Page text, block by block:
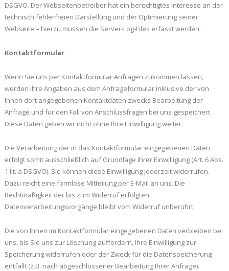
DSGVO. Der Webseitenbetreiber hat ein berechtigtes Interesse an der
technisch fehlerfreien Darstellung und der Optimierung seiner
Webseite – hierzu müssen die Server-Log-Files erfasst werden.
Kontaktformular
Wenn Sie uns per Kontaktformular Anfragen zukommen lassen,
werden Ihre Angaben aus dem Anfrageformular inklusive der von
Ihnen dort angegebenen Kontaktdaten zwecks Bearbeitung der
Anfrage und für den Fall von Anschlussfragen bei uns gespeichert.
Diese Daten geben wir nicht ohne Ihre Einwilligung weiter.
Die Verarbeitung der in das Kontaktformular eingegebenen Daten
erfolgt somit ausschließlich auf Grundlage Ihrer Einwilligung (Art. 6 Abs.
1 lit. a DSGVO). Sie können diese Einwilligung jederzeit widerrufen.
Dazu reicht eine formlose Mitteilung per E-Mail an uns. Die
Rechtmäßigkeit der bis zum Widerruf erfolgten
Datenverarbeitungsvorgänge bleibt vom Widerruf unberührt.
Die von Ihnen im Kontaktformular eingegebenen Daten verbleiben bei
uns, bis Sie uns zur Löschung auffordern, Ihre Einwilligung zur
Speicherung widerrufen oder der Zweck für die Datenspeicherung
entfällt (z.B. nach abgeschlossener Bearbeitung Ihrer Anfrage).